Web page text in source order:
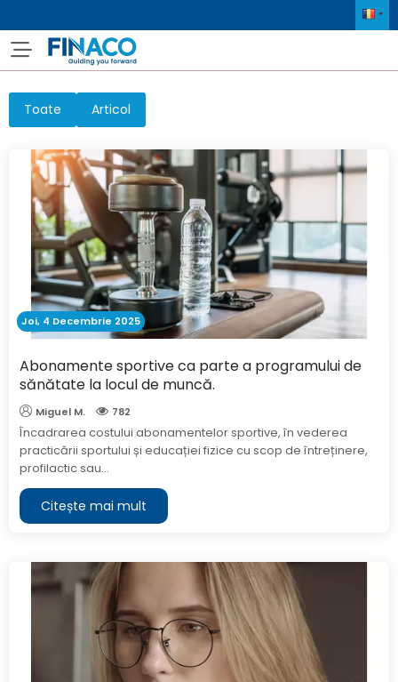
Toate Articol
Joi, 4 Decembrie 2025
Abonamente sportive ca parte a programului de
sănătate la locul de muncă.
Miguel M. 782
Încadrarea costului abonamentelor sportive, în vederea
practicării sportului și educației fizice cu scop de întreținere,
profilactic sau...
Citește mai mult